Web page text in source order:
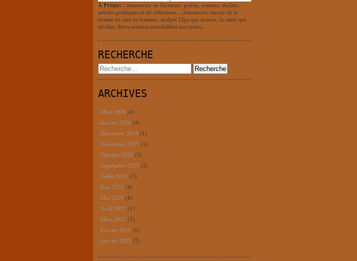
À Propos : Amoureux de l'écriture, poésie, romans, théâtre,
articles politiques et de réflexions... Amoureux encore de la
beauté de tant de femmes, malgré l'âge qui avance, la santé qui
décline, leurs sourires ensoleillent mes jours...
RECHERCHE
ARCHIVES
Mars 2026 (4)
Janvier 2026 (4)
Décembre 2025 (1)
Novembre 2025 (1)
Octobre 2025 (3)
Septembre 2025 (2)
Juillet 2025 (3)
Juin 2025 (8)
Mai 2025 (4)
Avril 2025 (1)
Mars 2025 (3)
Février 2025 (6)
Janvier 2025 (7)